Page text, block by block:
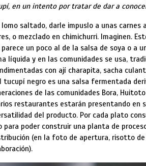
en un intento por tratar de dar a
saltado, darle impuslo a unas
o mezclado en chimichurri. Imaginen.
un poco al de la salsa de soya o a
líquida y en las comunidades se usa,
con ají charapita, sacha
tucupí negro es una salsa fermentada
de las comunidades Bora,
restaurantes estarán presentando en
del producto. Por cada plato
para poder construir una planta de
(en la foto de apertura, risotto